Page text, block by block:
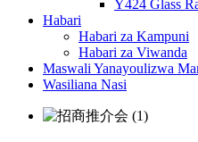
Y424 Glass
Habari
Habari za Kampuni
Habari za Viwanda
Maswali Yanayoulizwa
Wasiliana Nasi